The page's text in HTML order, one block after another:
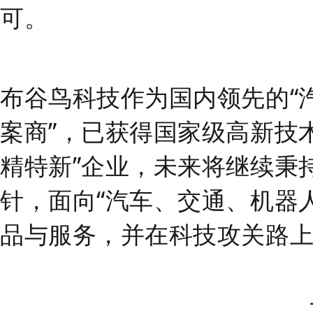
可。
布谷鸟科技作为国内领先的
案商”，已获得国家级高新技
精特新”企业，未来将继续秉
针，面向“汽车、交通、机器
品与服务，并在科技攻关路